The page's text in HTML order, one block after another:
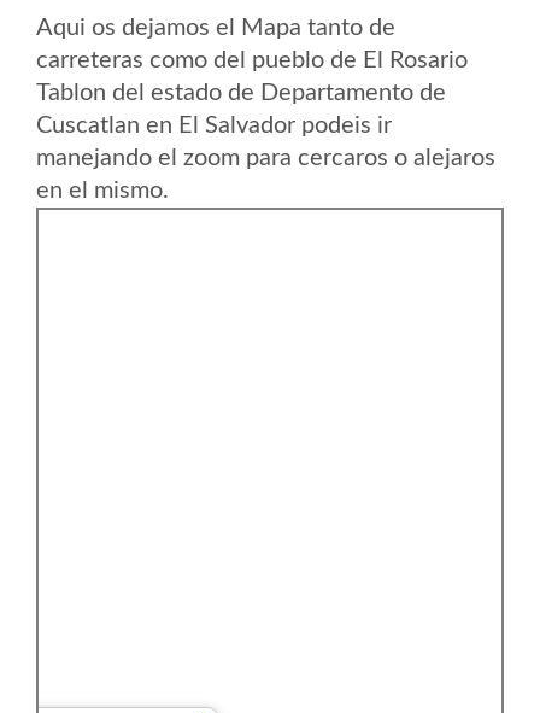
Aqui os dejamos el Mapa tanto de
carreteras como del pueblo de El Rosario
Tablon del estado de Departamento de
Cuscatlan en El Salvador podeis ir
manejando el zoom para cercaros o alejaros
en el mismo.